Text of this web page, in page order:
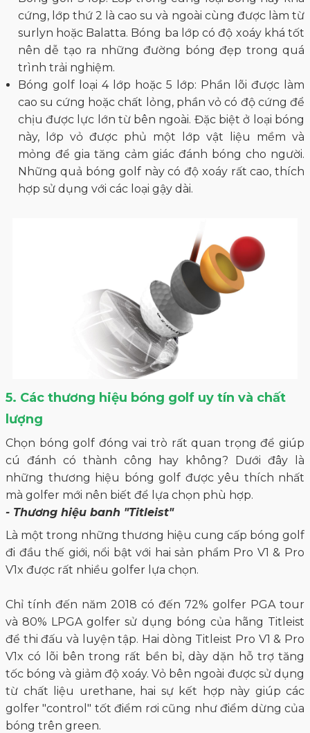
cứng, lớp thứ 2 là cao su và ngoài cùng được làm từ
surlyn hoặc Balatta. Bóng ba lớp có độ xoáy khá tốt
nên dễ tạo ra những đường bóng đẹp trong quá
trình trải nghiệm.
Bóng golf loại 4 lớp hoặc 5 lớp: Phần lõi được làm
cao su cứng hoặc chất lỏng, phần vỏ có độ cứng để
chịu được lực lớn từ bên ngoài. Đặc biệt ở loại bóng
này, lớp vỏ được phủ một lớp vật liệu mềm và
mỏng để gia tăng cảm giác đánh bóng cho người.
Những quả bóng golf này có độ xoáy rất cao, thích
hợp sử dụng với các loại gậy dài.
5. Các thương hiệu bóng golf uy tín và chất
lượng
Chọn bóng golf đóng vai trò rất quan trọng để giúp
cú đánh có thành công hay không? Dưới đây là
những thương hiệu bóng golf được yêu thích nhất
mà golfer mới nên biết để lựa chọn phù hợp.
- Thương hiệu banh "Titleist"
Là một trong những thương hiệu cung cấp bóng golf
đi đầu thế giới, nổi bật với hai sản phẩm Pro V1 & Pro
V1x được rất nhiều golfer lựa chọn.
Chỉ tính đến năm 2018 có đến 72% golfer PGA tour
và 80% LPGA golfer sử dụng bóng của hãng Titleist
để thi đấu và luyện tập. Hai dòng Titleist Pro V1 & Pro
V1x có lõi bên trong rất bền bỉ, dày dặn hỗ trợ tăng
tốc bóng và giảm độ xoáy. Vỏ bên ngoài được sử dụng
từ chất liệu urethane, hai sự kết hợp này giúp các
golfer "control" tốt điểm rơi cũng như điểm dừng của
bóng trên green.